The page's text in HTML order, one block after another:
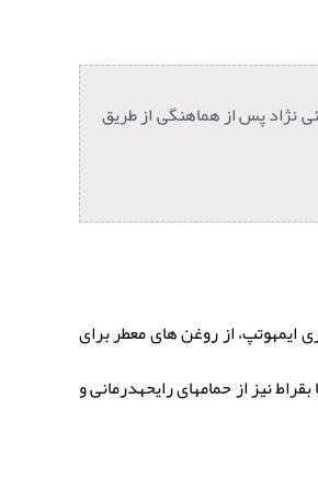
نژاد پس از هماهنگی از طریق
از روغن های معطر برای
نیز از حمامهای رایحهدرمانی و